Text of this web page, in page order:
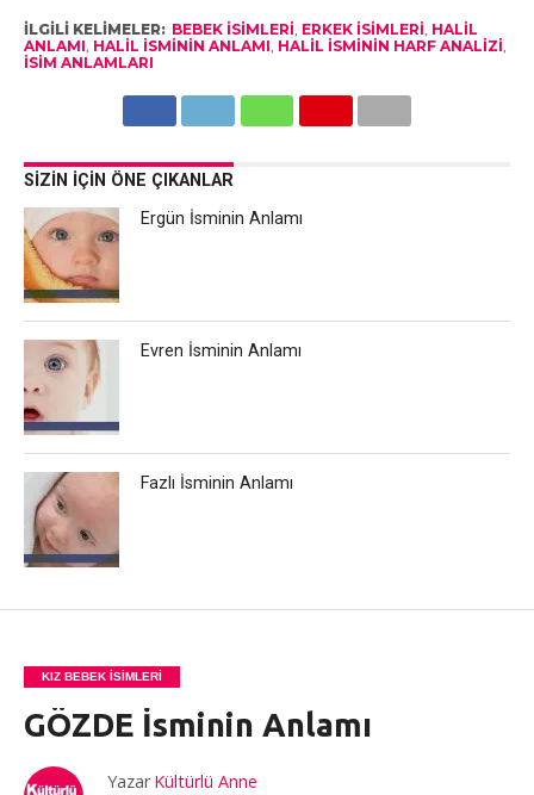
İLGILI KELIMELER: BEBEK ISIMLERI ERKEK ISIMLERI HALIL
ANLAMI HALIL İSMININ ANLAMI HALIL ISMININ HARF ANALIZI
ISIM ANLAMLARI
SIZIN İÇIN ÖNE ÇIKANLAR
Ergün İsminin Anlamı
Evren İsminin Anlamı
Fazlı İsminin Anlamı
KIZ BEBEK İSIMLERI
GÖZDE İsminin Anlamı
Yazar Kültürlü Anne